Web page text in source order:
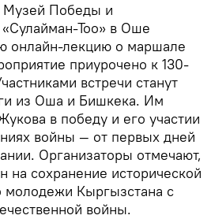
Музей Победы и
Тоо» в Оше
онлайн-лекцию о маршале
приурочено к 130-
встречи станут
из Оша и Бишкека. Им
в победу и его участии
войны — от первых дней
Организаторы отмечают,
на сохранение исторической
молодежи Кыргызстана с
войны.